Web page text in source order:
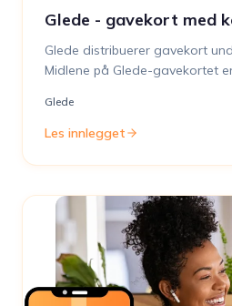
Glede - gavekort med
Glede distribuerer gavekort
Midlene på Glede-gavekortet
Glede
Les innlegget